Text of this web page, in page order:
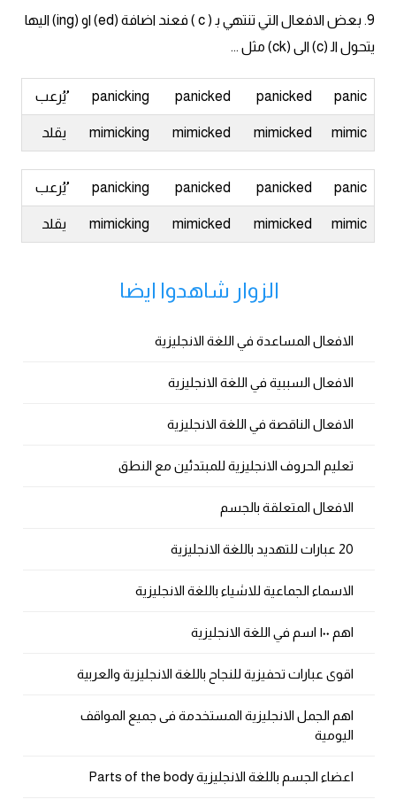
9. بعض الافعال التي تنتهي ﺑ ( c ) فعند اضافة (ed) او (ing) اليها
يتحول اﻟ (c) الى (ck) مثل ...
panic
panicked
panicked
panicking ُيُرعب
mimic
mimicked
mimicked
mimicking يقلد
panic
panicked
panicked
panicking ُيُرعب
mimic
mimicked
mimicked
mimicking يقلد
الزوار شاهدوا ايضا
الافعال المساعدة في اللغة الانجليزية
الافعال السببية في اللغة الانجليزية
الافعال الناقصة في اللغة الانجليزية
تعليم الحروف الانجليزية للمبتدئين مع النطق
الافعال المتعلقة بالجسم
20 عبارات للتهديد باللغة الانجليزية
الاسماء الجماعية للاشياء باللغة الانجليزية
اهم ١٠٠ اسم في اللغة الانجليزية
اقوى عبارات تحفيزية للنجاح باللغة الانجليزية والعربية
اهم الجمل الانجليزية المستخدمة فى جميع المواقف
اليومية
اعضاء الجسم باللغة الانجليزية Parts of the body